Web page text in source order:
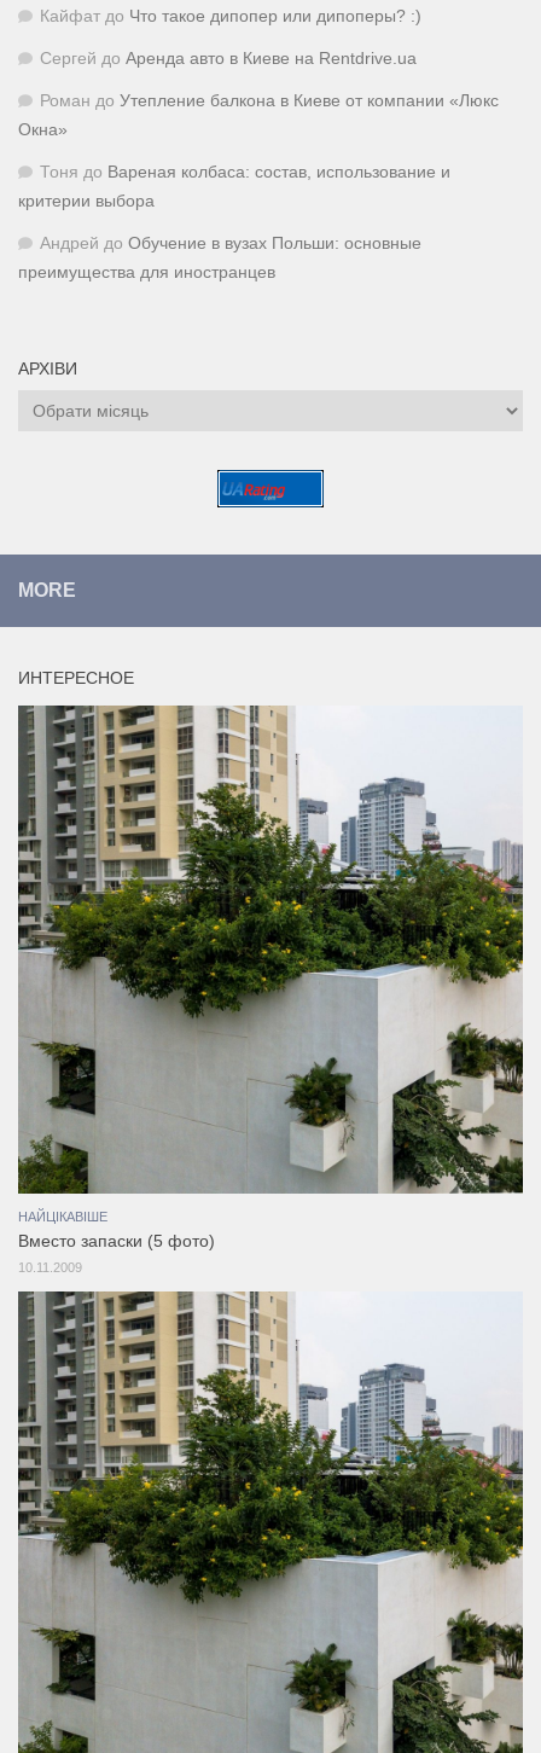
Кайфат до Что такое дипопер или дипоперы? :)
Сергей до Аренда авто в Киеве на Rentdrive.ua
Роман до Утепление балкона в Киеве от компании «Люкс
Окна»
Тоня до Вареная колбаса: состав, использование и
критерии выбора
Андрей до Обучение в вузах Польши: основные
преимущества для иностранцев
АРХІВИ
Архіви
MORE
ИНТЕРЕСНОЕ
НАЙЦІКАВІШЕ
Вместо запаски (5 фото)
10.11.2009